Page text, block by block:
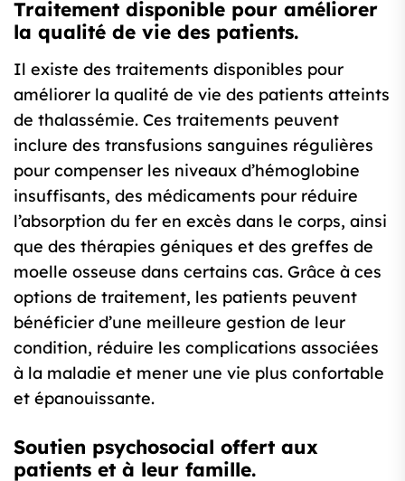
Traitement disponible pour améliorer
la qualité de vie des patients.
Il existe des traitements disponibles pour
améliorer la qualité de vie des patients atteints
de thalassémie. Ces traitements peuvent
inclure des transfusions sanguines régulières
pour compenser les niveaux d’hémoglobine
insuffisants, des médicaments pour réduire
l’absorption du fer en excès dans le corps, ainsi
que des thérapies géniques et des greffes de
moelle osseuse dans certains cas. Grâce à ces
options de traitement, les patients peuvent
bénéficier d’une meilleure gestion de leur
condition, réduire les complications associées
à la maladie et mener une vie plus confortable
et épanouissante.
Soutien psychosocial offert aux
patients et à leur famille.